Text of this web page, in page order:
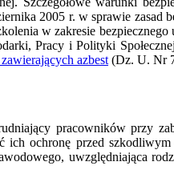
2005 r. w sprawie zasad
w zakresie
Pracy i Polityki
azbest (Dz. U. Nr
pracowników przy
ich ochronę przed
uwzględniająca